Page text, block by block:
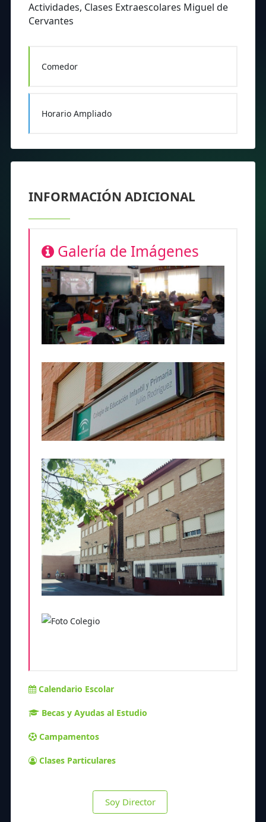
Actividades, Clases Extraescolares Miguel de
Cervantes
Comedor
Horario Ampliado
INFORMACIÓN ADICIONAL
Galería de Imágenes
Calendario Escolar
Becas y Ayudas al Estudio
Campamentos
Clases Particulares
Soy Director